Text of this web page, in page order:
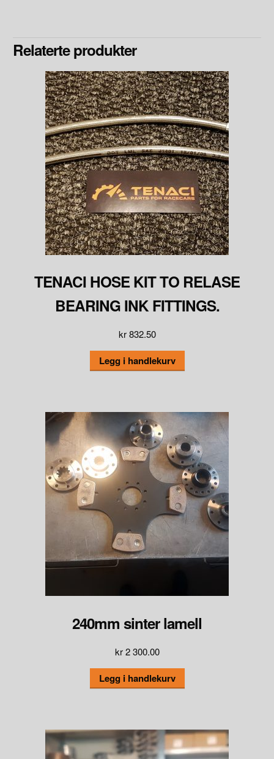
Relaterte produkter
TENACI HOSE KIT TO RELASE
BEARING INK FITTINGS.
kr832.50
Legg i handlekurv
240mm sinter lamell
kr2 300.00
Legg i handlekurv